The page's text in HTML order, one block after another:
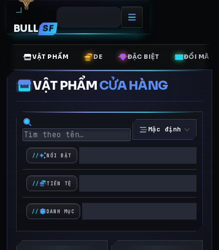
BULL SF
VẬT PHẨM DE ĐẶC BIỆT ĐỔI MÃ
VẬT PHẨMCỬA HÀNG
Mặc định
NỔI BẬT
TIỀN TỆ
DANH MỤC